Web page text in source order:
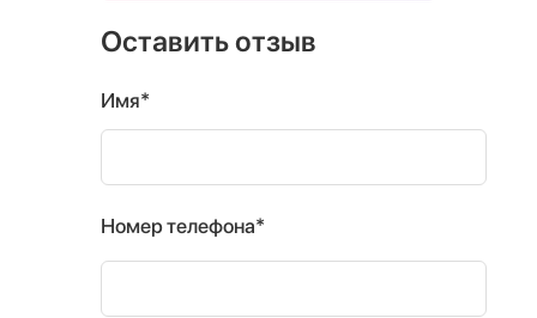
Оставить отзыв
Имя*
Номер телефона*